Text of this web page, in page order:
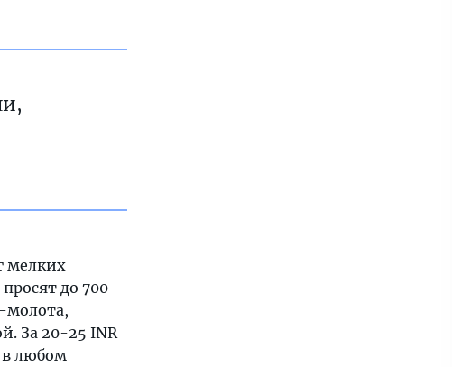
мелких
до 700
молота,
За 20-25 INR
в любом